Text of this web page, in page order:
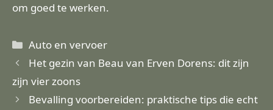
om goed te werken.
Categorieën
Auto en vervoer
Het gezin van Beau van Erven Dorens: dit zijn
zijn vier zoons
Bevalling voorbereiden: praktische tips die echt